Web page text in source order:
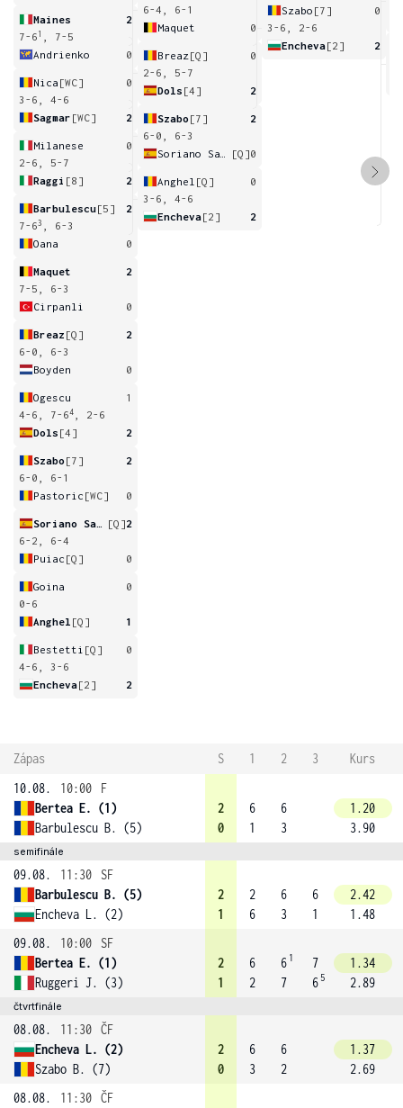
Maines
2
7-6 1
, 7-5
Andrienko
0
Nica [WC]
0
3-6, 4-6
Sagmar [WC] 2
Milanese
0
2-6, 5-7
Raggi [8] 2
Barbulescu[5]
2
7-63
, 6-3
Oana
0
Maquet
2
7-5, 6-3
Cirpanli
0
Breaz [Q]
2
6-0, 6-3
Boyden
0
Ogescu
1
4-6, 7-64
, 2-6
Dols [4] 2
Szabo [7]
2
6-0, 6-1
Pastoric [WC] 0
[Q]2
6-2, 6-4
Puiac [Q] 0
Goina
0
0-6
Anghel [Q] 1
Bestetti [Q]
0
4-6, 3-6
Encheva[2] 2
6-4, 6-1
Maquet
0
Breaz [Q]
0
2-6, 5-7
Dols [4] 2
Szabo [7]
2
6-0, 6-3
[Q]0
Anghel [Q]
0
3-6, 4-6
Encheva[2] 2
Szabo [7]
0
3-6, 2-6
Encheva[2] 2
Zápas S 1 2 3
Kurs
10.08.
10:00
F
Bertea E. (1)
Barbulescu B. (5)
2
0
6
1
6
3
1.20
3.90
semifinále
09.08. 11:30
SF
Barbulescu B. (5)
Encheva L. (2)
2
1
2
6
6
3
6
1
2.42
1.48
09.08.
10:00
SF
Bertea E. (1)
Ruggeri J. (3)
2
1
6
2
6 1
7
7
6 5
1.34
2.89
čtvrtfinále
08.08. 11:30 ČF
Encheva L. (2)
Szabo B. (7)
2
0
6
3
6
2
1.37
2.69
08.08.
11:30 ČF